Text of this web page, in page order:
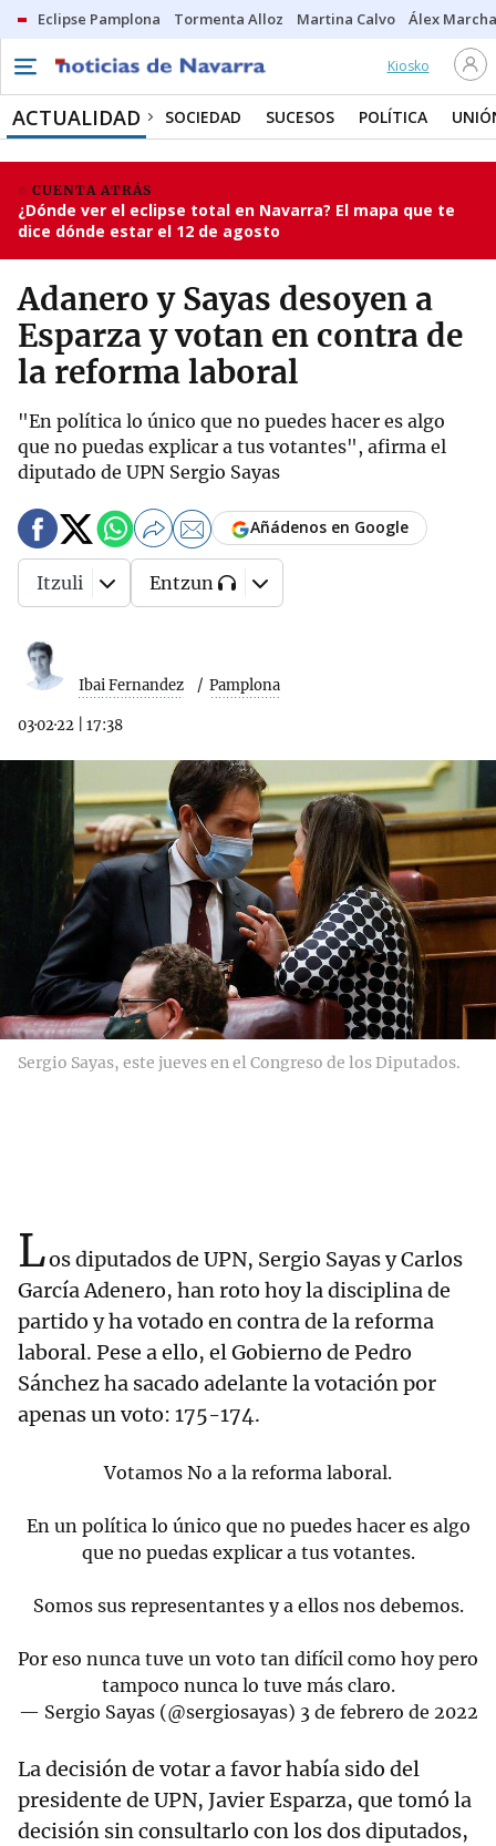
Eclipse Pamplona Tormenta Alloz Martina Calvo Álex
Kiosko
ACTUALIDAD SOCIEDAD SUCESOS POLÍTICA
CUENTA ATRÁS
¿Dónde ver el eclipse total en Navarra? El mapa que te
dice dónde estar el 12 de agosto
Adanero y Sayas desoyen a
Esparza y votan en contra de
la reforma laboral
"En política lo único que no puedes hacer es algo
que no puedas explicar a tus votantes", afirma el
diputado de UPN Sergio Sayas
Ibai Fernandez Pamplona
03·02·22 17:38
Añádenos en Google
Itzuli Entzun
Sergio Sayas, este jueves en el Congreso de los Diputados.
Los diputados de UPN, Sergio Sayas y Carlos
García Adenero, han roto hoy la disciplina de
partido y ha votado en contra de la reforma
laboral. Pese a ello, el Gobierno de Pedro
Sánchez ha sacado adelante la votación por
apenas un voto: 175-174.
Votamos No a la reforma laboral.
En un política lo único que no puedes hacer es algo
que no puedas explicar a tus votantes.
Somos sus representantes y a ellos nos debemos.
Por eso nunca tuve un voto tan difícil como hoy pero
tampoco nunca lo tuve más claro.
— Sergio Sayas (@sergiosayas) 3 de febrero de 2022
La decisión de votar a favor había sido del
presidente de UPN, Javier Esparza, que tomó la
decisión sin consultarlo con los dos diputados,